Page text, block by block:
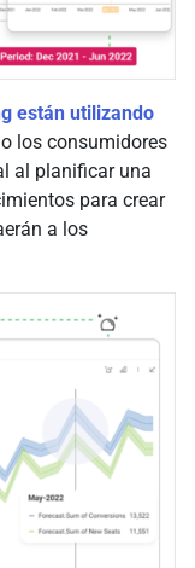
están utilizando
los consumidores
al planificar una
para crear
a los